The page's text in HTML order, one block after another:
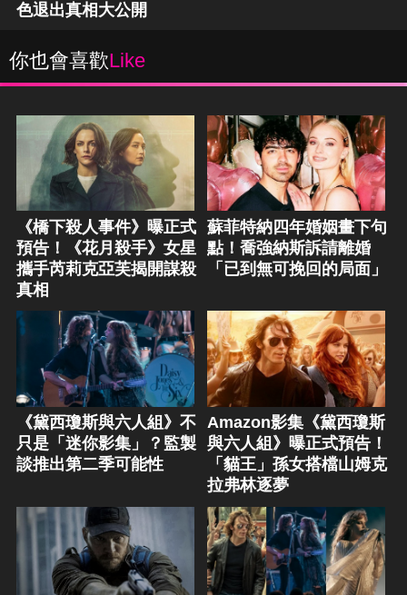
色退出真相大公開
你也會喜歡Like
《橋下殺人事件》曝正式
預告！《花月殺手》女星
攜手芮莉克亞芙揭開謀殺
真相
蘇菲特納四年婚姻畫下句
點！喬強納斯訴請離婚
「已到無可挽回的局面」
《黛西瓊斯與六人組》不
只是「迷你影集」？監製
談推出第二季可能性
Amazon影集《黛西瓊斯
與六人組》曝正式預告！
「貓王」孫女搭檔山姆克
拉弗林逐夢